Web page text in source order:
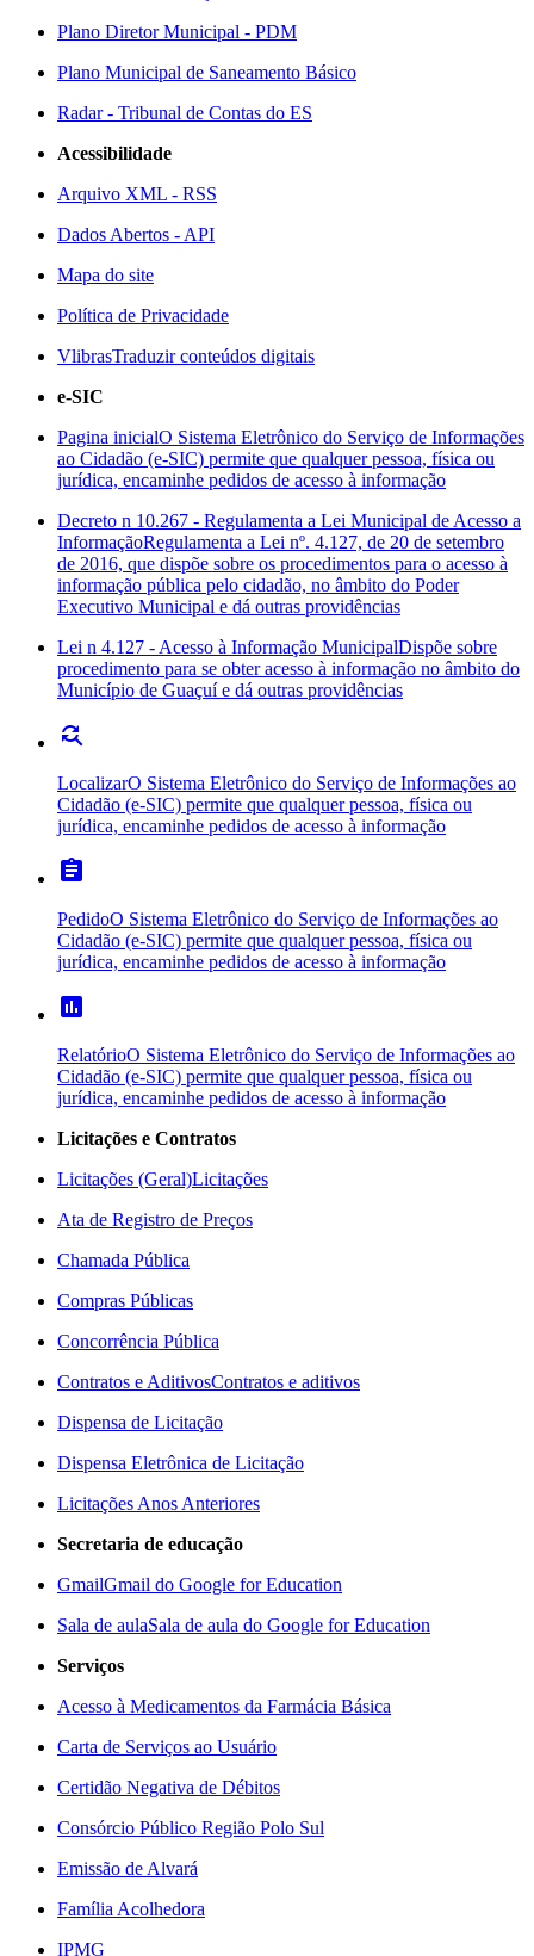
Plano Diretor Municipal - PDM
Plano Municipal de Saneamento Básico
Radar - Tribunal de Contas do ES
Acessibilidade
Arquivo XML - RSS
Dados Abertos - API
Mapa do site
Política de Privacidade
VlibrasTraduzir conteúdos digitais
e-SIC
Pagina inicialO Sistema Eletrônico do Serviço de Informações
ao Cidadão (e-SIC) permite que qualquer pessoa, física ou
jurídica, encaminhe pedidos de acesso à informação
Decreto n 10.267 - Regulamenta a Lei Municipal de Acesso a
InformaçãoRegulamenta a Lei nº. 4.127, de 20 de setembro
de 2016, que dispõe sobre os procedimentos para o acesso à
informação pública pelo cidadão, no âmbito do Poder
Executivo Municipal e dá outras providências
Lei n 4.127 - Acesso à Informação MunicipalDispõe sobre
procedimento para se obter acesso à informação no âmbito do
Município de Guaçuí e dá outras providências
find_replace
LocalizarO Sistema Eletrônico do Serviço de Informações ao
Cidadão (e-SIC) permite que qualquer pessoa, física ou
jurídica, encaminhe pedidos de acesso à informação
assignment
PedidoO Sistema Eletrônico do Serviço de Informações ao
Cidadão (e-SIC) permite que qualquer pessoa, física ou
jurídica, encaminhe pedidos de acesso à informação
poll
RelatórioO Sistema Eletrônico do Serviço de Informações ao
Cidadão (e-SIC) permite que qualquer pessoa, física ou
jurídica, encaminhe pedidos de acesso à informação
Licitações e Contratos
Licitações (Geral)Licitações
Ata de Registro de Preços
Chamada Pública
Compras Públicas
Concorrência Pública
Contratos e AditivosContratos e aditivos
Dispensa de Licitação
Dispensa Eletrônica de Licitação
Licitações Anos Anteriores
Secretaria de educação
GmailGmail do Google for Education
Sala de aulaSala de aula do Google for Education
Serviços
Acesso à Medicamentos da Farmácia Básica
Carta de Serviços ao Usuário
Certidão Negativa de Débitos
Consórcio Público Região Polo Sul
Emissão de Alvará
Família Acolhedora
IPMG